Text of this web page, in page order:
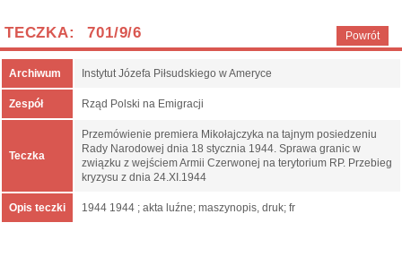
Powrót
TECZKA: 701/9/6
Archiwum Instytut Józefa Piłsudskiego w Ameryce
Zespół Rząd Polski na Emigracji
Teczka
Przemówienie premiera Mikołajczyka na tajnym posiedzeniu
Rady Narodowej dnia 18 stycznia 1944. Sprawa granic w
związku z wejściem Armii Czerwonej na terytorium RP. Przebieg
kryzysu z dnia 24.XI.1944
Opis teczki 1944 1944 ; akta luźne; maszynopis, druk; fr